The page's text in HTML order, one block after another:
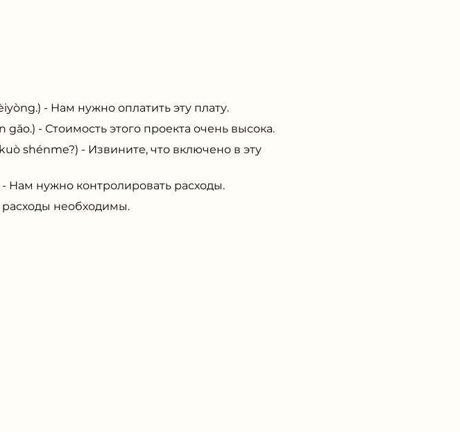
- Нам нужно оплатить эту плату.
- Стоимость этого проекта очень высока.
shénme?) - Извините, что включено в эту
Нам нужно контролировать расходы.
расходы необходимы.